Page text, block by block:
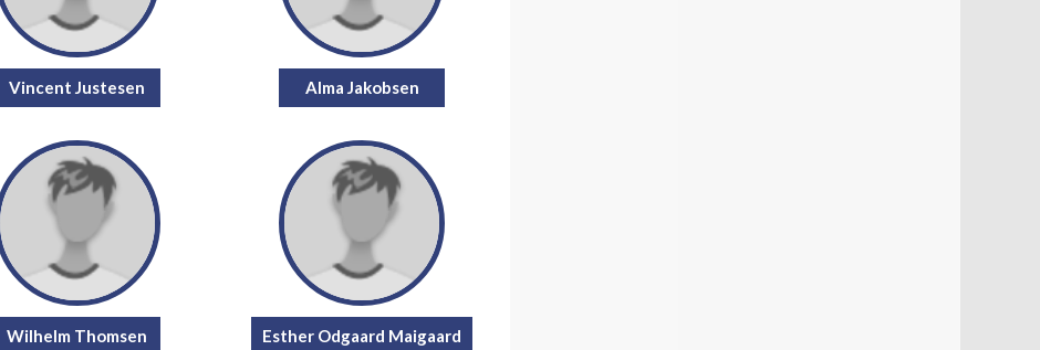
Vincent Justesen Alma Jakobsen
Wilhelm Thomsen Esther Odgaard Maigaard